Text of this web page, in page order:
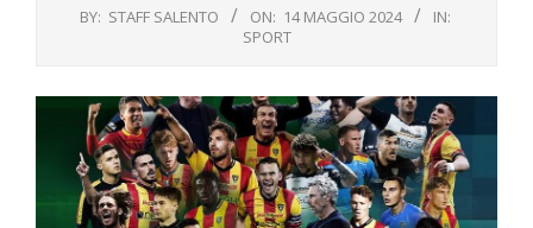
BY: STAFF SALENTO ON: 14 MAGGIO 2024
IN:
SPORT